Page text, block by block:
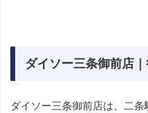
ダイソー三条御前店
ダイソー三条御前店は、二